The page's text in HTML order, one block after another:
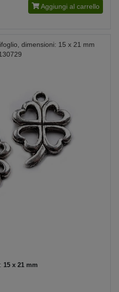
Aggiungi al carrello
dimensioni: 15 x 21 mm
15 x 21 mm